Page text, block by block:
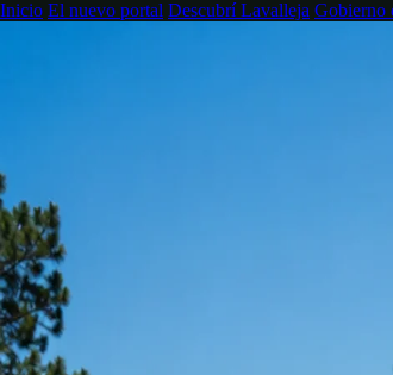
Inicio El nuevo portal Descubrí Lavalleja Gobierno